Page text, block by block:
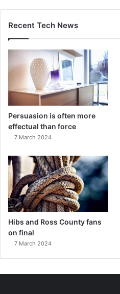
Recent Tech News
Persuasion is often more
effectual than force
7 March 2024
Hibs and Ross County fans
on final
7 March 2024